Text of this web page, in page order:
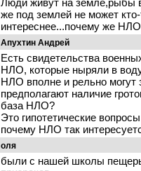
же под землей не может
интереснее...почему же НЛО
Апухтин Андрей
Есть свидетельства
НЛО, которые ныряли в
НЛО вполне и рельно могут
предполагают наличие
база НЛО?
Это гипотетические
почему НЛО так
оля
были с нашей школы